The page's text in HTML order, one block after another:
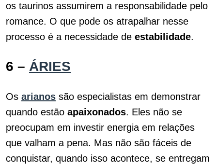
os taurinos assumirem a responsabilidade pelo
romance. O que pode os atrapalhar nesse
processo é a necessidade de estabilidade.
6 – ÁRIES
Os arianos são especialistas em demonstrar
quando estão apaixonados. Eles não se
preocupam em investir energia em relações
que valham a pena. Mas não são fáceis de
conquistar, quando isso acontece, se entregam